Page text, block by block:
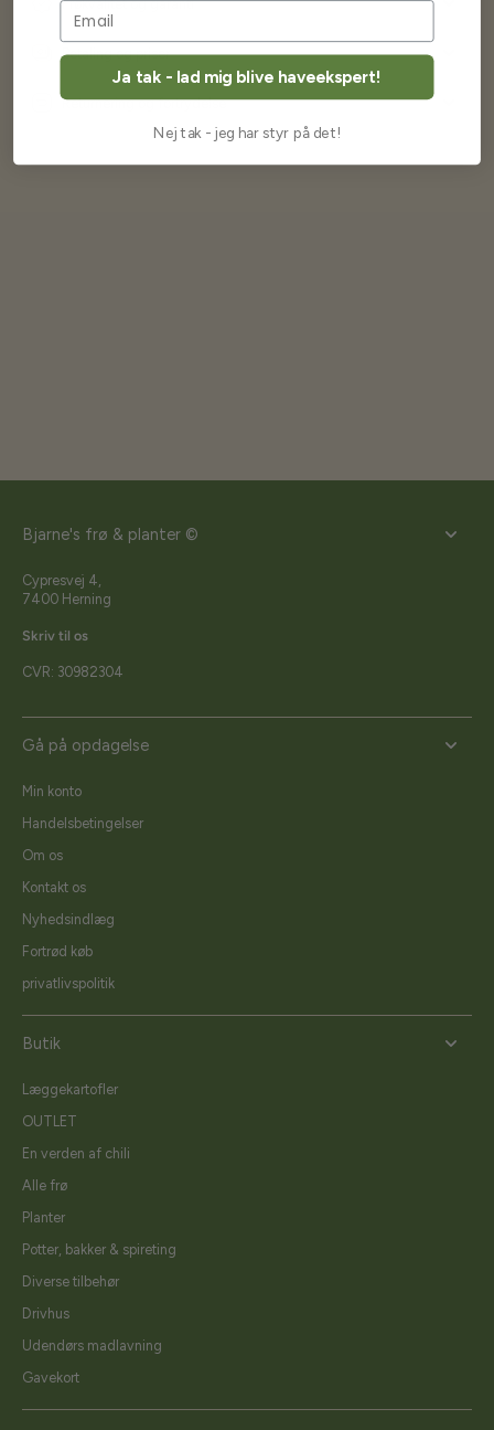
Frøkvalitet og garanti
Betaling og priser
Returnering og fortrydelse
Bjarne's frø & planter ©
Cypresvej 4,
7400 Herning
Skriv til os
CVR: 30982304
Gå på opdagelse
Min konto
Handelsbetingelser
Om os
Kontakt os
Nyhedsindlæg
Fortrød køb
privatlivspolitik
Butik
Læggekartofler
OUTLET
En verden af chili
Alle frø
Planter
Potter, bakker & spireting
Diverse tilbehør
Drivhus
Udendørs madlavning
Gavekort
Ja tak - lad mig blive haveekspert!
Nej tak - jeg har styr på det!